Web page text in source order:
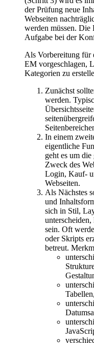
der Prüfung neue
Webseiten
werden müssen. Die
Aufgabe bei der
Als Vorbereitung für
EM vorgeschlagen,
Kategorien zu
Zunächst
werden.
In einem
eigentliche
geht es um
Zweck des
Login, Kauf-
Webseiten.
Als Nächstes
und
sich in Stil,
sein. Oft
oder Skripts
betreut.